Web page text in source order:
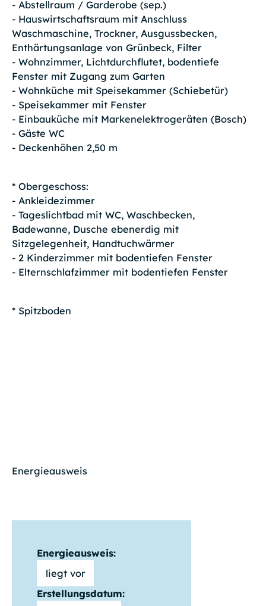
- Abstellraum / Garderobe (sep.)
- Hauswirtschaftsraum mit Anschluss
Waschmaschine, Trockner, Ausgussbecken,
Enthärtungsanlage von Grünbeck, Filter
- Wohnzimmer, Lichtdurchflutet, bodentiefe
Fenster mit Zugang zum Garten
- Wohnküche mit Speisekammer (Schiebetür)
- Speisekammer mit Fenster
- Einbauküche mit Markenelektrogeräten (Bosch)
- Gäste WC
- Deckenhöhen 2,50 m
* Obergeschoss:
- Ankleidezimmer
- Tageslichtbad mit WC, Waschbecken,
Badewanne, Dusche ebenerdig mit
Sitzgelegenheit, Handtuchwärmer
- 2 Kinderzimmer mit bodentiefen Fenster
- Elternschlafzimmer mit bodentiefen Fenster
* Spitzboden
Energieausweis
Energieausweis:
liegt vor
Erstellungsdatum: